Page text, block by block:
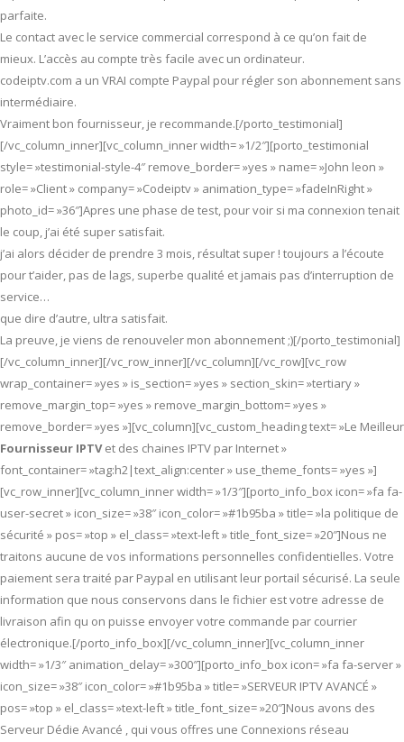
parfaite.
Le contact avec le service commercial correspond à ce qu’on fait de
mieux. L’accès au compte très facile avec un ordinateur.
codeiptv.com a un VRAI compte Paypal pour régler son abonnement sans
intermédiaire.
Vraiment bon fournisseur, je recommande.[/porto_testimonial]
[/vc_column_inner][vc_column_inner width= »1/2″][porto_testimonial
style= »testimonial-style-4″ remove_border= »yes » name= »John leon »
role= »Client » company= »Codeiptv » animation_type= »fadeInRight »
photo_id= »36″]Apres une phase de test, pour voir si ma connexion tenait
le coup, j’ai été super satisfait.
j’ai alors décider de prendre 3 mois, résultat super ! toujours a l’écoute
pour t’aider, pas de lags, superbe qualité et jamais pas d’interruption de
service…
que dire d’autre, ultra satisfait.
La preuve, je viens de renouveler mon abonnement ;)[/porto_testimonial]
[/vc_column_inner][/vc_row_inner][/vc_column][/vc_row][vc_row
wrap_container= »yes » is_section= »yes » section_skin= »tertiary »
remove_margin_top= »yes » remove_margin_bottom= »yes »
remove_border= »yes »][vc_column][vc_custom_heading text= »Le Meilleur
Fournisseur IPTVet des chaines IPTV par Internet »
font_container= »tag:h2|text_align:center » use_theme_fonts= »yes »]
[vc_row_inner][vc_column_inner width= »1/3″][porto_info_box icon= »fa fa-
user-secret » icon_size= »38″ icon_color= »#1b95ba » title= »la politique de
sécurité » pos= »top » el_class= »text-left » title_font_size= »20″]Nous ne
traitons aucune de vos informations personnelles confidentielles. Votre
paiement sera traité par Paypal en utilisant leur portail sécurisé. La seule
information que nous conservons dans le fichier est votre adresse de
livraison afin qu on puisse envoyer votre commande par courrier
électronique.[/porto_info_box][/vc_column_inner][vc_column_inner
width= »1/3″ animation_delay= »300″][porto_info_box icon= »fa fa-server »
icon_size= »38″ icon_color= »#1b95ba » title= »SERVEUR IPTV AVANCÉ »
pos= »top » el_class= »text-left » title_font_size= »20″]Nous avons des
Serveur Dédie Avancé , qui vous offres une Connexions réseau